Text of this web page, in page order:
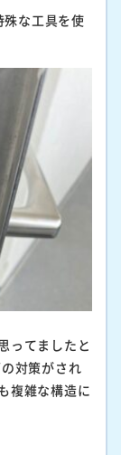
な工具を使
ってましたと
対策がされ
複雑な構造に